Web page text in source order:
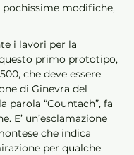
pochissime modifiche,
i lavori per la
primo prototipo,
che deve essere
di Ginevra del
parola “Countach”, fa
E’ un’esclamazione
che indica
per qualche